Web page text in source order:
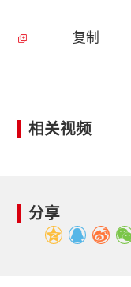
复制
相关视频
分享